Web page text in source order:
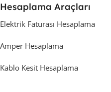
Hesaplama Araçları
Elektrik Faturası Hesaplama
Amper Hesaplama
Kablo Kesit Hesaplama